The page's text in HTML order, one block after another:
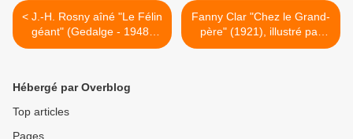
< J.-H. Rosny aîné "Le Félin
géant" (Gedalge - 1948)
[Grand cartonnage marron]
Fanny Clar "Chez le Grand-
père" (1921), illustré par
Jean Clar >
Hébergé par Overblog
Top articles
Pages